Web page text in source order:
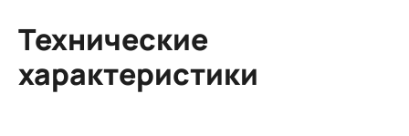
Технические
характеристики